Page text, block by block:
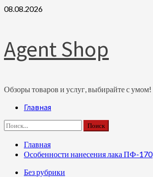
Перейти
08.08.2026
Agent Shop
Обзоры товаров и услуг, выбирайте с умом!
ОсновноеГлавная
Найти:
Главная
Особенности нанесения лака ПФ-170
Без рубрики